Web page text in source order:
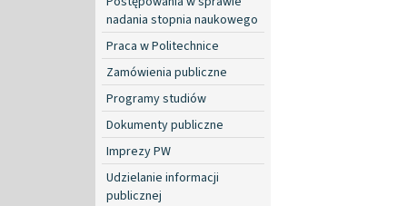
nadania stopnia naukowego
Praca w Politechnice
Zamówienia publiczne
Programy studiów
Dokumenty publiczne
Imprezy PW
Udzielanie informacji
publicznej